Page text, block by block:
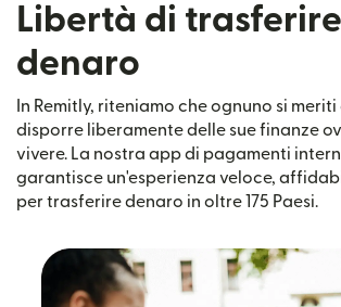
Libertà di trasferire
denaro
In Remitly, riteniamo che ognuno si
disporre liberamente delle sue finanze
vivere. La nostra app di pagamenti
garantisce un'esperienza veloce,
per trasferire denaro in oltre 175 Paesi.